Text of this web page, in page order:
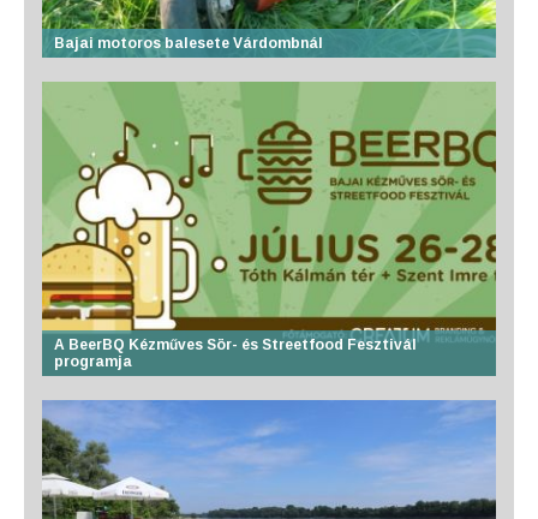
Bajai motoros balesete Várdombnál
A BeerBQ Kézműves Sör- és Streetfood Fesztivál
programja